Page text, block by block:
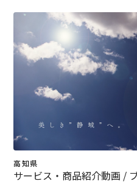
高知県
サービス・商品紹介動画 /